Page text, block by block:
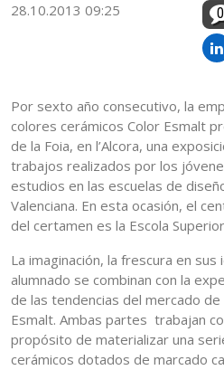
28.10.2013 09:25 0
Por sexto año consecutivo, la
colores cerámicos Color Esmalt
de la Foia, en l’Alcora, una
trabajos realizados por los
estudios en las escuelas de
Valenciana. En esta ocasión, el
del certamen es la Escola
La imaginación, la frescura en
alumnado se combinan con la
de las tendencias del mercado
Esmalt. Ambas partes trabajan
propósito de materializar una
cerámicos dotados de marcado